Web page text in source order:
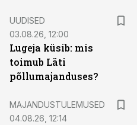
UUDISED
03.08.26, 12:00
Lugeja küsib: mis
toimub Läti
põllumajanduses?
MAJANDUSTULEMUSED
04.08.26, 12:14